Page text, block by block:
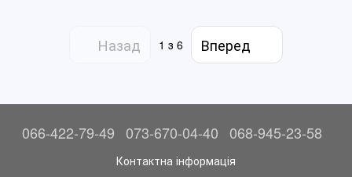
Назад 1 з 6 Вперед
066-422-79-49 073-670-04-40 068-945-23-58
Контактна інформація